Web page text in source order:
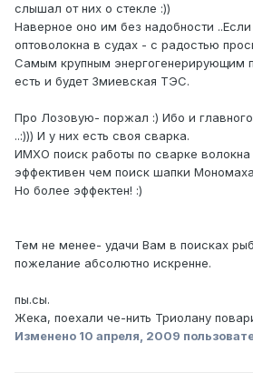
слышал от них о стекле :))
Наверное оно им без надобности
оптоволокна в судах - с радостью
Самым крупным энергогенерирующим
есть и будет Змиевская ТЭС.
Про Лозовую- поржал :) Ибо и
..:))) И у них есть своя сварка.
ИМХО поиск работы по сварке
эффективен чем поиск шапки
Но более эффектен! :)
Тем не менее- удачи Вам в поисках
пожелание абсолютно искренне.
пы.сы.
Жека, поехали че-нить Триолану
Изменено 10 апреля, 2009